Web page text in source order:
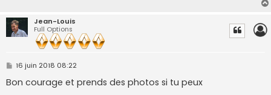
Jean-Louis
Full Options
M
s
s
16 juin 2018 08:22
Bon courage et prends des photos si tu peux